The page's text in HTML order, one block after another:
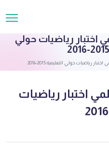
رياضيات حولي
رياضيات حولي التعليمية 2015-2016
اختبار رياضيات